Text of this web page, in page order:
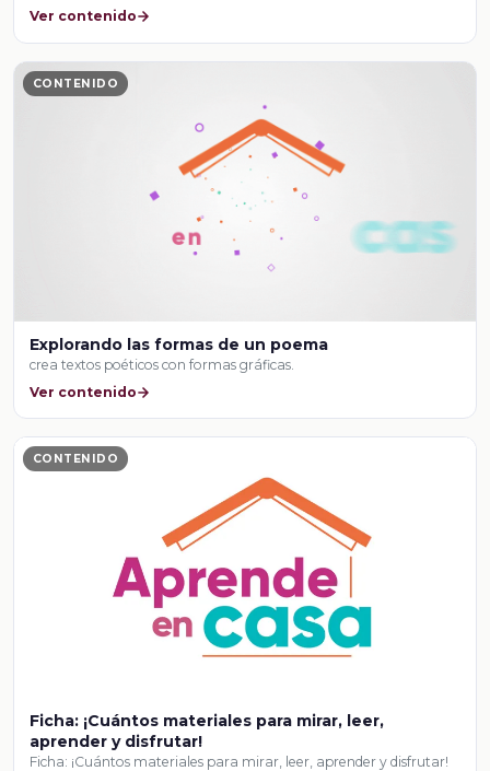
Ver contenido
CONTENIDO
Explorando las formas de un poema
crea textos poéticos con formas gráficas.
Ver contenido
CONTENIDO
Ficha: ¡Cuántos materiales para mirar, leer,
aprender y disfrutar!
Ficha: ¡Cuántos materiales para mirar, leer, aprender y disfrutar!